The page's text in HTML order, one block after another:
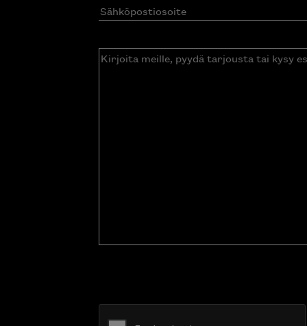
Sähköpostiosoite(Pakollinen)
Kirjoita